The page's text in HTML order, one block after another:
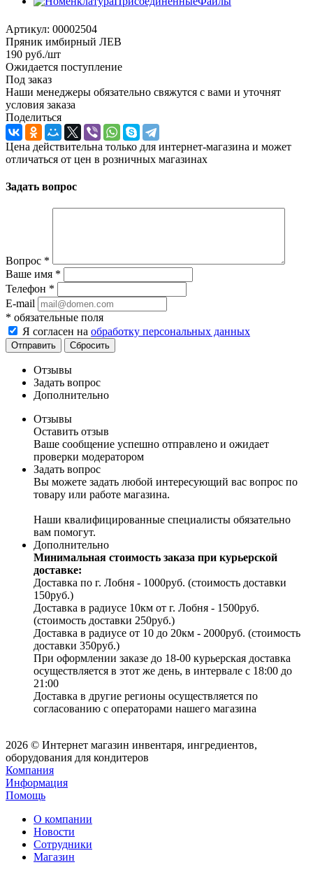
Артикул: 00002504
Пряник имбирный ЛЕВ
190 руб./шт
Ожидается поступление
Под заказ
Наши менеджеры обязательно свяжутся с вами и уточнят
условия заказа
Поделиться
Цена действительна только для интернет-магазина и может
отличаться от цен в розничных магазинах
Задать вопрос
Вопрос *
Ваше имя *
Телефон *
E-mail
* обязательные поля
Я согласен на обработку персональных данных
Отправить Сбросить
Отзывы
Задать вопрос
Дополнительно
Отзывы
Оставить отзыв
Ваше сообщение успешно отправлено и ожидает
проверки модератором
Задать вопрос
Вы можете задать любой интересующий вас вопрос по
товару или работе магазина.
Наши квалифицированные специалисты обязательно
вам помогут.
Дополнительно
Минимальная стоимость заказа при курьерской
доставке:
Доставка по г. Лобня - 1000руб. (стоимость доставки
150руб.)
Доставка в радиусе 10км от г. Лобня - 1500руб.
(стоимость доставки 250руб.)
Доставка в радиусе от 10 до 20км - 2000руб. (стоимость
доставки 350руб.)
При оформлении заказе до 18-00 курьерская доставка
осуществляется в этот же день, в интервале с 18:00 до
21:00
Доставка в другие регионы осуществляется по
согласованию с операторами нашего магазина
2026 © Интернет магазин инвентаря, ингредиентов,
оборудования для кондитеров
Компания
Информация
Помощь
О компании
Новости
Сотрудники
Магазин